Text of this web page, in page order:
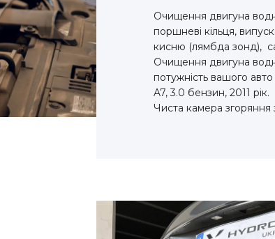
Очищення двигуна
поршневі кільця,
кисню (лямбда зонд),
Очищення двигуна
потужність вашого
A7, 3.0 бензин, 2011 рік.
Чиста камера